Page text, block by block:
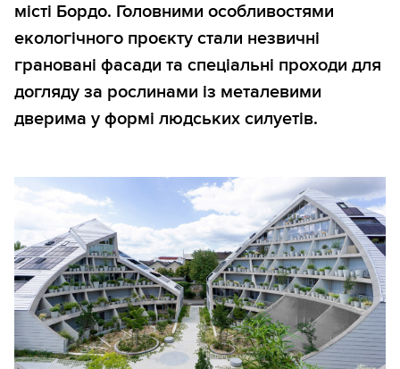
місті Бордо. Головними особливостями
екологічного проєкту стали незвичні
грановані фасади та спеціальні проходи для
догляду за рослинами із металевими
дверима у формі людських силуетів.